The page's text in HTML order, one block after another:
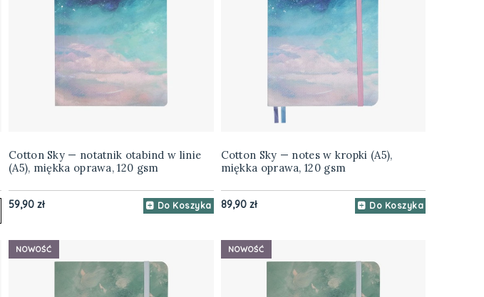
Cotton Sky — notatnik otabind w linie
(A5), miękka oprawa, 120 gsm
59,90 zł Do Koszyka
Cotton Sky — notes w kropki (A5),
miękka oprawa, 120 gsm
89,90 zł Do Koszyka
NOWOŚĆ NOWOŚĆ